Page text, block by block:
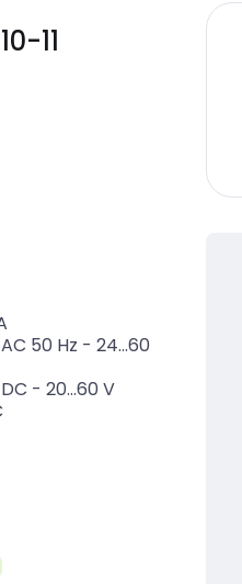
11
50 Hz - 24...60
- 20...60 V